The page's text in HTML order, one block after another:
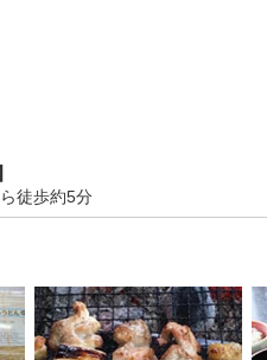
徒歩約5分